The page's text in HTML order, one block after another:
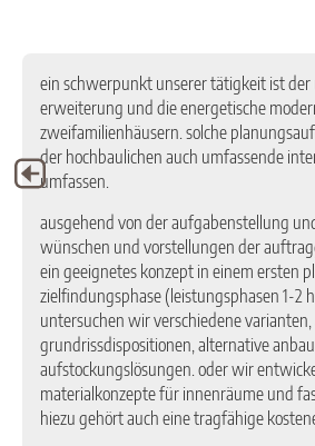
ein schwerpunkt unserer tätigkeit ist der
erweiterung und die energetische
zweifamilienhäusern. solche
der hochbaulichen auch umfassende
umfassen.
ausgehend von der aufgabenstellung
wünschen und vorstellungen der
ein geeignetes konzept in einem ersten
zielfindungsphase (leistungsphasen 1-2
untersuchen wir verschiedene
grundrissdispositionen, alternative
aufstockungslösungen. oder wir
materialkonzepte für innenräume und
hiezu gehört auch eine tragfähige